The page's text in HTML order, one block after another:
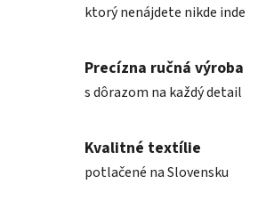
ktorý nenájdete nikde inde
Precízna ručná výroba
s dôrazom na každý detail
Kvalitné textílie
potlačené na Slovensku